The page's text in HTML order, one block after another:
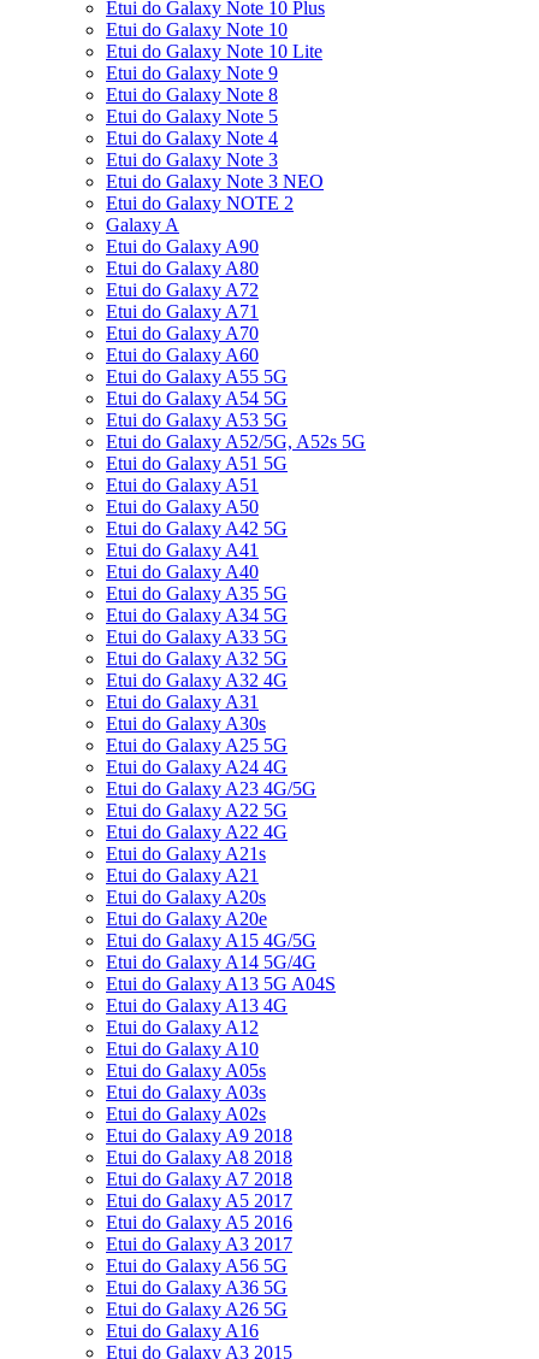
Etui do Galaxy Note 10 Plus
Etui do Galaxy Note 10
Etui do Galaxy Note 10 Lite
Etui do Galaxy Note 9
Etui do Galaxy Note 8
Etui do Galaxy Note 5
Etui do Galaxy Note 4
Etui do Galaxy Note 3
Etui do Galaxy Note 3 NEO
Etui do Galaxy NOTE 2
Galaxy A
Etui do Galaxy A90
Etui do Galaxy A80
Etui do Galaxy A72
Etui do Galaxy A71
Etui do Galaxy A70
Etui do Galaxy A60
Etui do Galaxy A55 5G
Etui do Galaxy A54 5G
Etui do Galaxy A53 5G
Etui do Galaxy A52/5G, A52s 5G
Etui do Galaxy A51 5G
Etui do Galaxy A51
Etui do Galaxy A50
Etui do Galaxy A42 5G
Etui do Galaxy A41
Etui do Galaxy A40
Etui do Galaxy A35 5G
Etui do Galaxy A34 5G
Etui do Galaxy A33 5G
Etui do Galaxy A32 5G
Etui do Galaxy A32 4G
Etui do Galaxy A31
Etui do Galaxy A30s
Etui do Galaxy A25 5G
Etui do Galaxy A24 4G
Etui do Galaxy A23 4G/5G
Etui do Galaxy A22 5G
Etui do Galaxy A22 4G
Etui do Galaxy A21s
Etui do Galaxy A21
Etui do Galaxy A20s
Etui do Galaxy A20e
Etui do Galaxy A15 4G/5G
Etui do Galaxy A14 5G/4G
Etui do Galaxy A13 5G A04S
Etui do Galaxy A13 4G
Etui do Galaxy A12
Etui do Galaxy A10
Etui do Galaxy A05s
Etui do Galaxy A03s
Etui do Galaxy A02s
Etui do Galaxy A9 2018
Etui do Galaxy A8 2018
Etui do Galaxy A7 2018
Etui do Galaxy A5 2017
Etui do Galaxy A5 2016
Etui do Galaxy A3 2017
Etui do Galaxy A56 5G
Etui do Galaxy A36 5G
Etui do Galaxy A26 5G
Etui do Galaxy A16
Etui do Galaxy A3 2015